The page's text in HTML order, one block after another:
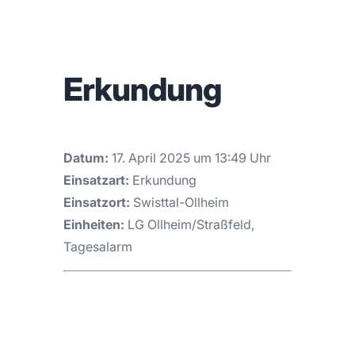
Erkundung
Datum: 17. April 2025 um 13:49 Uhr
Einsatzart: Erkundung
Einsatzort: Swisttal-Ollheim
Einheiten: LG Ollheim/Straßfeld,
Tagesalarm